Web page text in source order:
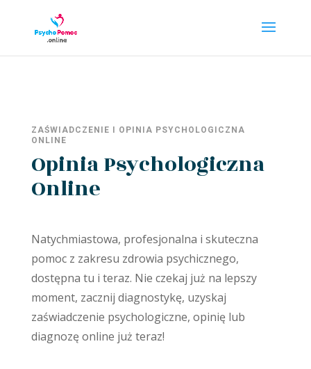
ZAŚWIADCZENIE I OPINIA PSYCHOLOGICZNA
ONLINE
Opinia Psychologiczna
Online
Natychmiastowa, profesjonalna i skuteczna
pomoc z zakresu zdrowia psychicznego,
dostępna tu i teraz. Nie czekaj już na lepszy
moment, zacznij diagnostykę, uzyskaj
zaświadczenie psychologiczne, opinię lub
diagnozę online już teraz!